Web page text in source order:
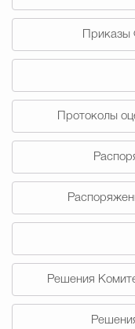
Приказы
Протоколы
Решения